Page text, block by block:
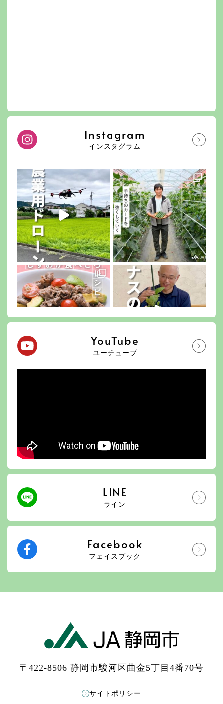
Instagram
インスタグラム
YouTube
ユーチューブ
LINE
ライン
Facebook
フェイスブック
〒422-8506 静岡市駿河区曲金5丁目4番70号
サイトポリシー